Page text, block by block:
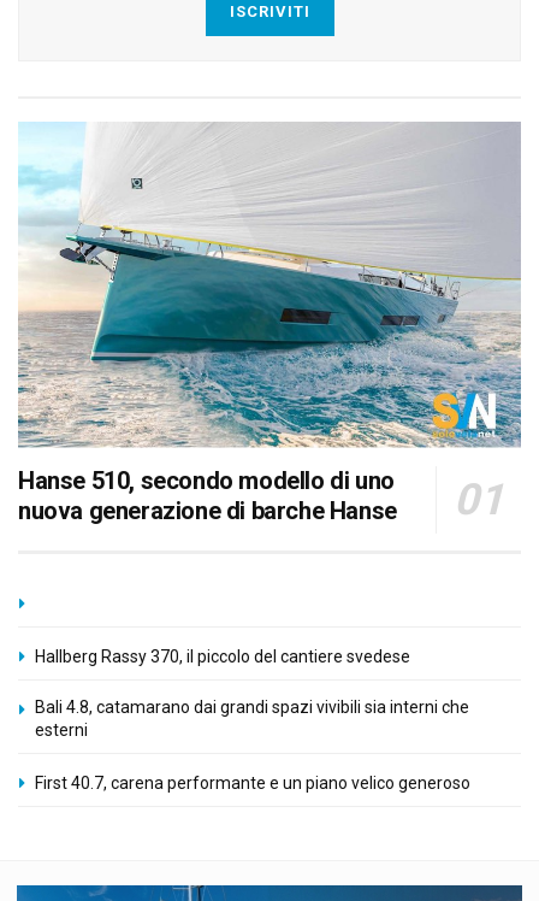
ISCRIVITI
Hanse 510, secondo modello di uno
nuova generazione di barche Hanse
Hallberg Rassy 370, il piccolo del cantiere svedese
Bali 4.8, catamarano dai grandi spazi vivibili sia interni che
esterni
First 40.7, carena performante e un piano velico generoso